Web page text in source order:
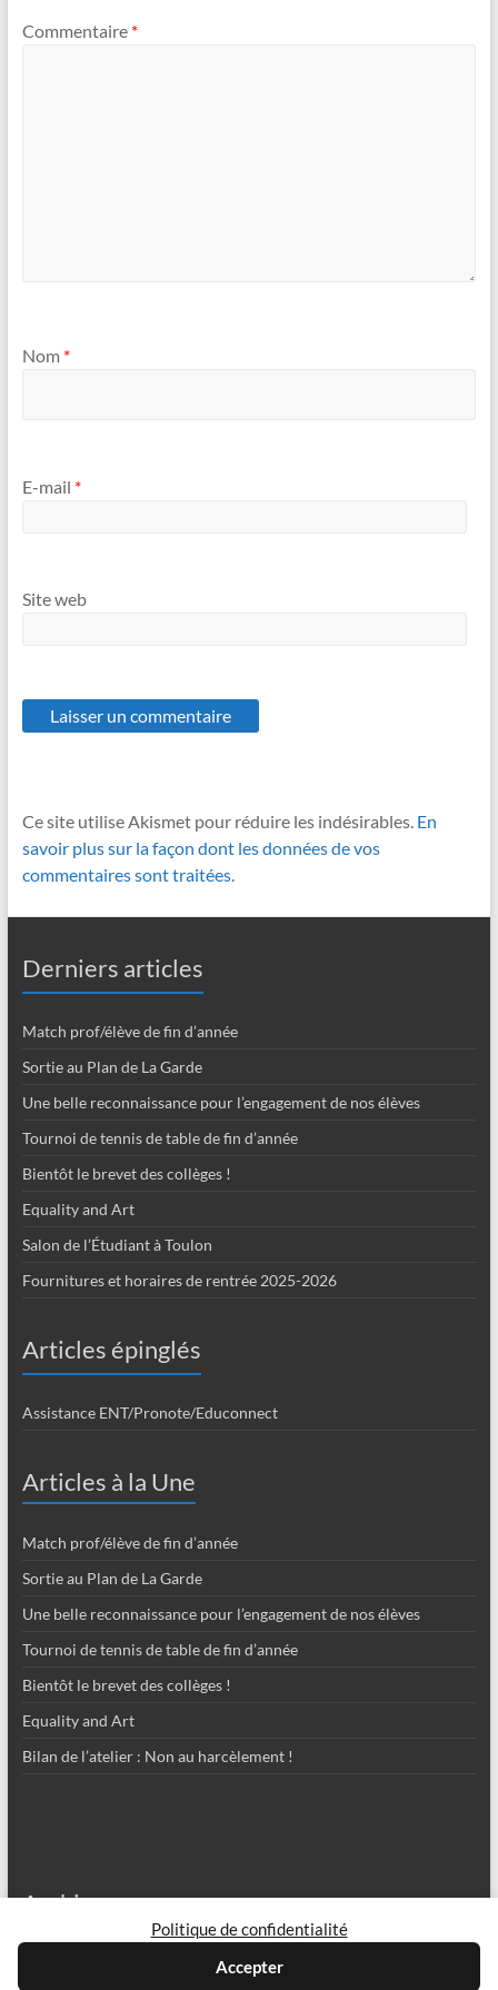
Politique de confidentialité
Accepter
Commentaire *
Nom *
E-mail *
Site web
Ce site utilise Akismet pour réduire les indésirables. En
savoir plus sur la façon dont les données de vos
commentaires sont traitées.
Derniers articles
Match prof/élève de fin d’année
Sortie au Plan de La Garde
Une belle reconnaissance pour l’engagement de nos élèves
Tournoi de tennis de table de fin d’année
Bientôt le brevet des collèges !
Equality and Art
Salon de l’Étudiant à Toulon
Fournitures et horaires de rentrée 2025-2026
Articles épinglés
Assistance ENT/Pronote/Educonnect
Articles à la Une
Match prof/élève de fin d’année
Sortie au Plan de La Garde
Une belle reconnaissance pour l’engagement de nos élèves
Tournoi de tennis de table de fin d’année
Bientôt le brevet des collèges !
Equality and Art
Bilan de l’atelier : Non au harcèlement !
Archives
Archives